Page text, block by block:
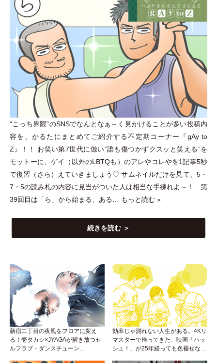
“こっち界隈”のSNSでなんとなぁ～く見かけることが多い投稿内
容を、かるたにまとめてご紹介する不定期コーナー『gAy to
Z』！！ お笑い第7世代に倣い“誰も傷つかずクスッと笑える”を
モットーに、ゲイ
（ 以外のLBTQも ） のアレやコレやを1記事5秒
で復習 （ さら ） えていきましょう♡ サムネイルだけを見て、5・
7 ・ 5の読み札の内容に見当がついた人は相当な手練れよ～！ 第
39回目は 「 ら 」 から始まる、ある… もっと読む »
続きを読む ＞
新宿二丁目の夜風をフロアに変え
る！壱タカシ×JYAGAが解き放つセ
ルフラブ・ダンスチューン
効率じゃ測れない人生がある。4Kリ
マスターで帰ってきた、映画「ハッ
シュ！」が25年経っても色褪せない